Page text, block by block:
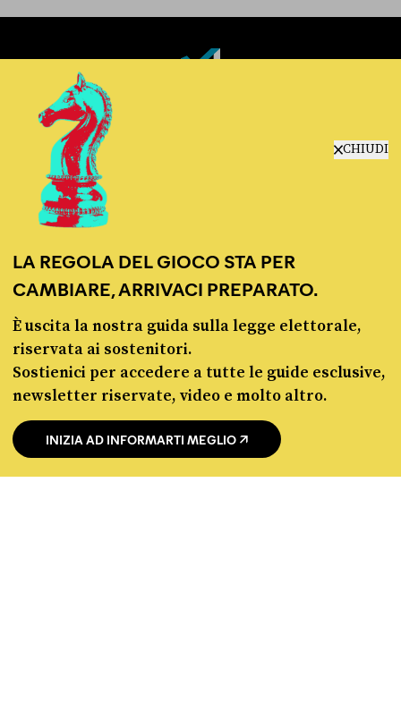
CHIUDI
LA REGOLA DEL GIOCO STA PER
CAMBIARE, ARRIVACI PREPARATO.
È uscita la nostra guida sulla legge elettorale,
riservata ai sostenitori.
Sostienici per accedere a tutte le guide esclusive,
newsletter riservate, video e molto altro.
INIZIA AD INFORMARTI MEGLIO
Fact-checking e informazione
manifesto
redazione
progetti
lavora con noi